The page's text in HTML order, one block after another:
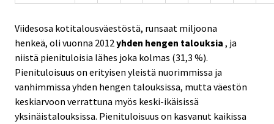
Viidesosa kotitalousväestöstä, runsaat miljoona
henkeä, oli vuonna 2012yhden hengen talouksia , ja
niistä pienituloisia lähes joka kolmas (31,3 %).
Pienituloisuus on erityisen yleistä nuorimmissa ja
vanhimmissa yhden hengen talouksissa, mutta väestön
keskiarvoon verrattuna myös keski-ikäisissä
yksinäistalouksissa. Pienituloisuus on kasvanut kaikissa